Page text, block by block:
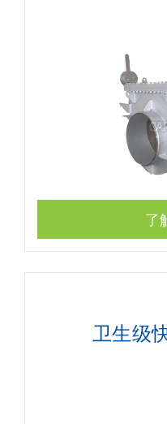
了
卫生级